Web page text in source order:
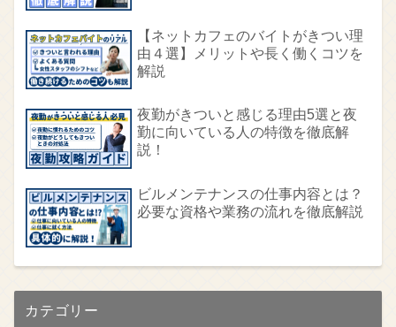
【ネットカフェのバイトがきつい理
由４選】メリットや長く働くコツを
解説
夜勤がきついと感じる理由5選と夜
勤に向いている人の特徴を徹底解
説！
ビルメンテナンスの仕事内容とは？
必要な資格や業務の流れを徹底解説
カテゴリー